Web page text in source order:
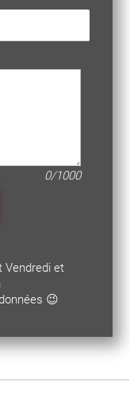
0/1000
Vendredi et
😉